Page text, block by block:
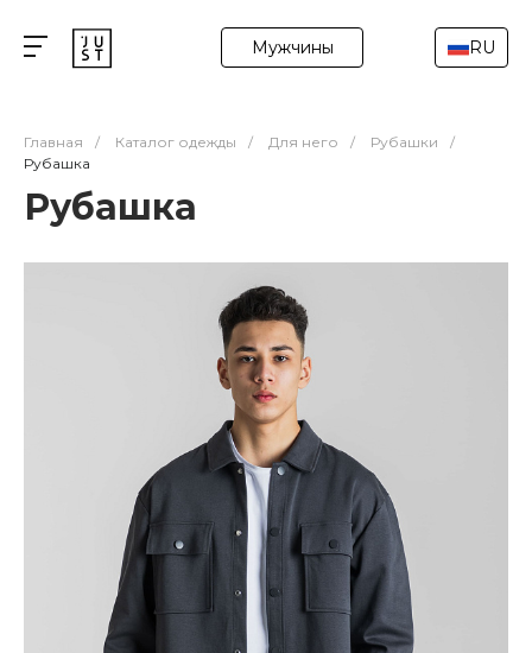
Мужчины RU
Главная / Каталог одежды / Для него / Рубашки
/
Рубашка
Рубашка